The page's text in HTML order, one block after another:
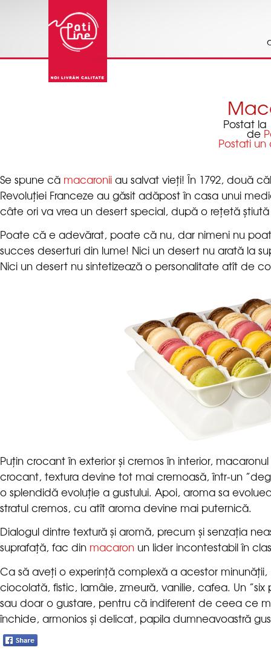
Postat la
de
Se spune că macaronii au salvat vieți! În 1792, două
Revoluției Franceze au găsit adăpost în casa unui
câte ori va vrea un desert special, după o rețetă
Poate că e adevărat, poate că nu, dar nimeni nu
succes deserturi din lume! Nici un desert nu arată la
Puțin crocant în exterior și cremos în interior,
crocant, textura devine tot mai cremoasă, într-un
o splendidă evoluție a gustului. Apoi, aroma sa
stratul cremos, cu atît aroma devine mai puternică.
Dialogul dintre textură și aromă, precum și senzația
suprafață, fac din macaron
Ca să aveți o experință complexă a acestor
ciocolată, fistic, lamâie, zmeură, vanilie, cafea. Un
sau doar o gustare, pentru că indiferent de ceea ce
{i['GoogleAnalyticsObject']=r;i[r]=i[r]||function(){
(i[r].q=i[r].q||[]).push(arguments)},i[r].l=1*new
Date();a=s.createElement(o),
m=s.getElementsByTagName(o)
[0];a.async=1;a.src=g;m.parentNode.insertBefore(a,m)
})(window,document,'script','//www.google-
46085358-1', 'patiline.ro'); ga('send', 'pageview');